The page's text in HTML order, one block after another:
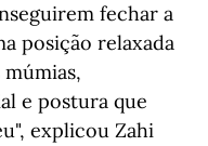
fechar a
posição relaxada
e postura que
explicou Zahi